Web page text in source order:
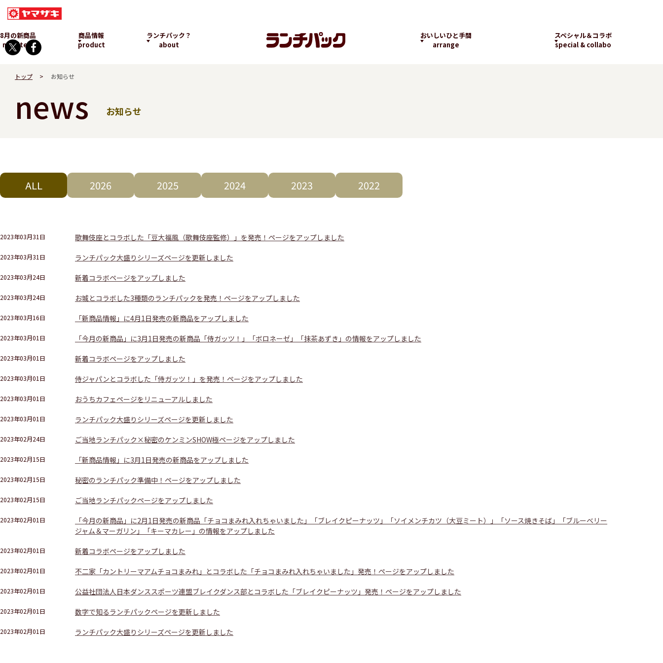
8月の新商品
new item
商品情報
product
発売中の商品 よくばりPACK
ランチパック？
about
おいしいひと手間
arrange
スペシャル＆コラボ
special & collabo
トップ お知らせ
news お知らせ
ALL 2026 2025 2024 2023 2022
2023年03月31日 歌舞伎座とコラボした「豆大福風（歌舞伎座監修）」を発売！ページをアップしました
2023年03月31日 ランチパック大盛りシリーズページを更新しました
2023年03月24日 新着コラボページをアップしました
2023年03月24日 お城とコラボした3種類のランチパックを発売！ページをアップしました
2023年03月16日 「新商品情報」に4月1日発売の新商品をアップしました
2023年03月01日 「今月の新商品」に3月1日発売の新商品「侍ガッツ！」「ボロネーゼ」「抹茶あずき」の情報をアップしました
2023年03月01日 新着コラボページをアップしました
2023年03月01日 侍ジャパンとコラボした「侍ガッツ！」を発売！ページをアップしました
2023年03月01日 おうちカフェページをリニューアルしました
2023年03月01日 ランチパック大盛りシリーズページを更新しました
2023年02月24日 ご当地ランチパック×秘密のケンミンSHOW極ページをアップしました
2023年02月15日 「新商品情報」に3月1日発売の新商品をアップしました
2023年02月15日 秘密のランチパック準備中！ページをアップしました
2023年02月15日 ご当地ランチパックページをアップしました
2023年02月01日
「今月の新商品」に2月1日発売の新商品「チョコまみれ入れちゃいました」「ブレイクピーナッツ」「ソイメンチカツ（大豆ミート）」「ソース焼きそば」「ブルーベリー
ジャム＆マーガリン」「キーマカレー」の情報をアップしました
2023年02月01日 新着コラボページをアップしました
2023年02月01日 不二家「カントリーマアムチョコまみれ」とコラボした「チョコまみれ入れちゃいました」発売！ページをアップしました
2023年02月01日 公益社団法人日本ダンススポーツ連盟ブレイクダンス部とコラボした「ブレイクピーナッツ」発売！ページをアップしました
2023年02月01日 数字で知るランチパックページを更新しました
2023年02月01日 ランチパック大盛りシリーズページを更新しました